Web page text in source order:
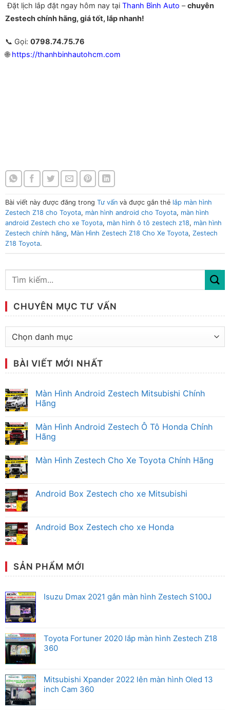
Đặt lịch lắp đặt ngay hôm nay tại Thanh Bình Auto –chuyên
Zestech chính hãng, giá tốt, lắp nhanh!
📞 Gọi: 0798.74.75.76
🌐 https://thanhbinhautohcm.com
Bài viết này được đăng trong Tư vấn và được gắn thẻ lắp màn hình
Zestech Z18 cho Toyota, màn hình android cho Toyota, màn hình
android Zestech cho xe Toyota, màn hình ô tô zestech z18, màn hình
Zestech chính hãng, Màn Hình Zestech Z18 Cho Xe Toyota, Zestech
Z18 Toyota.
CHUYÊN MỤC TƯ VẤN
Chuyên
vấnBÀI VIẾT MỚI NHẤT
Màn Hình Android Zestech Mitsubishi Chính
Hãng
bình
luận
ở
Android
Màn Hình Android Zestech Ô Tô Honda Chính
Hãng
bình
Android
Chính
Màn Hình Zestech Cho Xe Toyota Chính Hãng
luận
ở
Cho
Xe
Android Box Zestech cho xe Mitsubishi
luận
ở
xe
Mitsubishi
Android Box Zestech cho xe Honda
ở
Android
Box
cho
xe
Honda
SẢN PHẨM MỚI
Isuzu Dmax 2021 gắn màn hình Zestech S100J
Toyota Fortuner 2020 lắp màn hình Zestech Z18
360
Mitsubishi Xpander 2022 lên màn hình Oled 13
inch Cam 360